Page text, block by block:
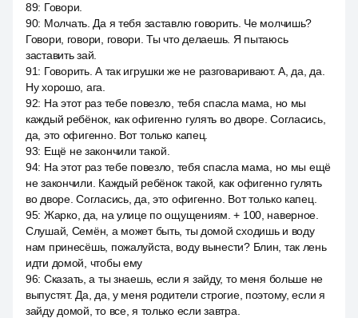
89: Говори.
90: Молчать. Да я тебя заставлю говорить. Че молчишь?
Говори, говори, говори. Ты что делаешь. Я пытаюсь
заставить зай.
91: Говорить. А так игрушки же не разговаривают. А, да, да.
Ну хорошо, ага.
92: На этот раз тебе повезло, тебя спасла мама, но мы
каждый ребёнок, как офигенно гулять во дворе. Согласись,
да, это офигенно. Вот только капец.
93: Ещё не закончили такой.
94: На этот раз тебе повезло, тебя спасла мама, но мы ещё
не закончили. Каждый ребёнок такой, как офигенно гулять
во дворе. Согласись, да, это офигенно. Вот только капец.
95: Жарко, да, на улице по ощущениям. + 100, наверное.
Слушай, Семён, а может быть, ты домой сходишь и воду
нам принесёшь, пожалуйста, воду вынести? Блин, так лень
идти домой, чтобы ему
96: Сказать, а ты знаешь, если я зайду, то меня больше не
выпустят. Да, да, у меня родители строгие, поэтому, если я
зайду домой, то все, я только если завтра.